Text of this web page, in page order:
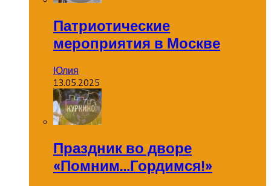
Патриотические
мероприятия в Москве
Юлия
13.05.2025
Праздник во дворе
«Помним…Гордимся!»